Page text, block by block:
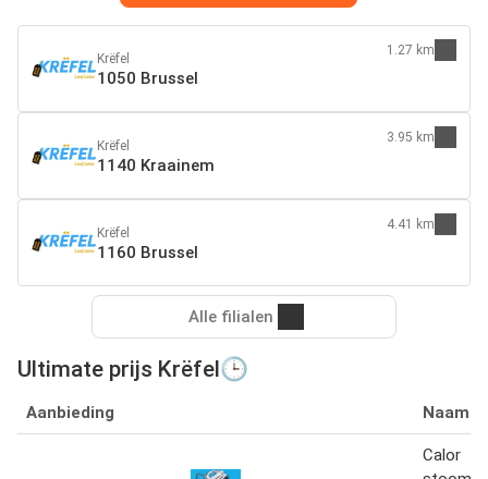
Krëfel
1050 Brussel
1.27 km
Krëfel
1140 Kraainem
3.95 km
Krëfel
1160 Brussel
4.41 km
Alle filialen
Ultimate prijs Krëfel🕒
Aanbieding Naam
Calor